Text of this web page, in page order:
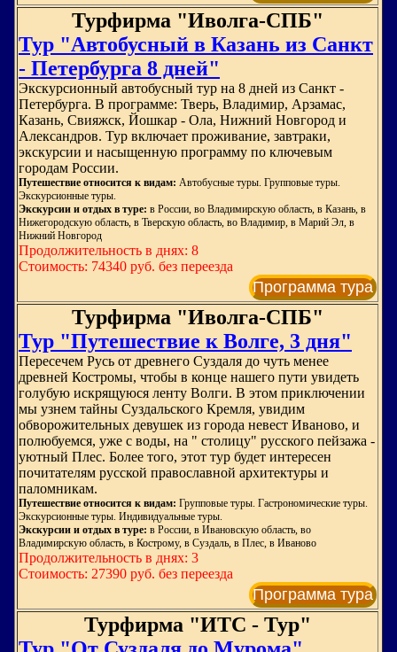
Турфирма "Иволга-СПБ"
Тур "Автобусный в Казань из Санкт
- Петербурга 8 дней"
Экскурсионный автобусный тур на 8 дней из Санкт -
Петербурга. В программе: Тверь, Владимир, Арзамас,
Казань, Свияжск, Йошкар - Ола, Нижний Новгород и
Александров. Тур включает проживание, завтраки,
экскурсии и насыщенную программу по ключевым
городам России.
Путешествие относится к видам: Автобусные туры. Групповые туры.
Экскурсионные туры.
Экскурсии и отдых в туре: в России, во Владимирскую область, в Казань, в
Нижегородскую область, в Тверскую область, во Владимир, в Марий Эл, в
Нижний Новгород
Продолжительность в днях: 8
Стоимость: 74340 руб. без переезда
Программа тура
Турфирма "Иволга-СПБ"
Тур "Путешествие к Волге, 3 дня"
Пересечем Русь от древнего Суздаля до чуть менее
древней Костромы, чтобы в конце нашего пути увидеть
голубую искрящуюся ленту Волги. В этом приключении
мы узнем тайны Суздальского Кремля, увидим
обворожительных девушек из города невест Иваново, и
полюбуемся, уже с воды, на " столицу" русского пейзажа -
уютный Плес. Более того, этот тур будет интересен
почитателям русской православной архитектуры и
паломникам.
Путешествие относится к видам: Групповые туры. Гастрономические туры.
Экскурсионные туры. Индивидуальные туры.
Экскурсии и отдых в туре: в России, в Ивановскую область, во
Владимирскую область, в Кострому, в Суздаль, в Плес, в Иваново
Продолжительность в днях: 3
Стоимость: 27390 руб. без переезда
Программа тура
Турфирма "ИТС - Тур"